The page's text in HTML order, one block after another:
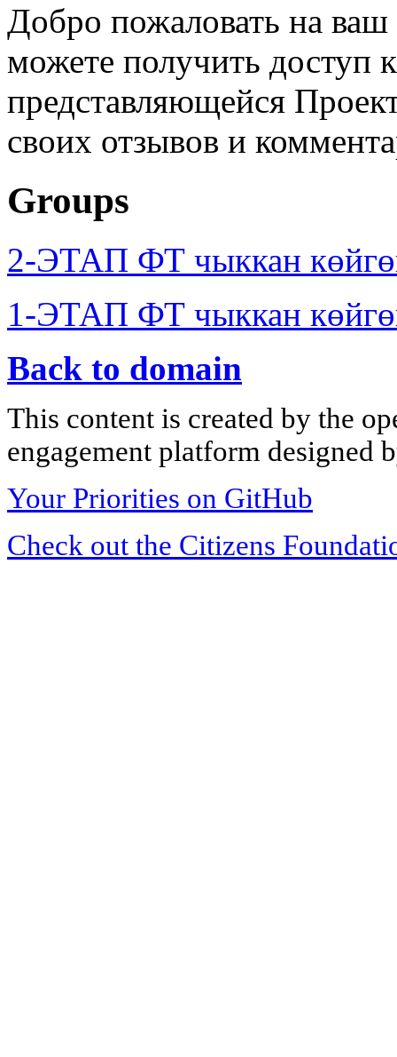
Добро пожаловать на
можете получить доступ
представляющейся
своих отзывов и
Groups
2-ЭТАП ФТ чыккан
1-ЭТАП ФТ чыккан
Back to domain
This content is created by the
engagement platform designed
Your Priorities on GitHub
Check out the Citizens